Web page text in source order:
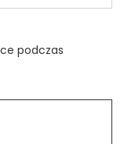
podczas